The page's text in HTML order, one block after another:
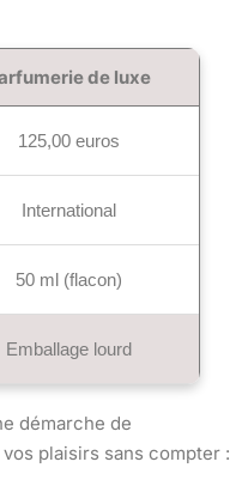
de luxe
125,00 euros
International
50 ml (flacon)
Emballage lourd
démarche de
plaisirs sans compter :